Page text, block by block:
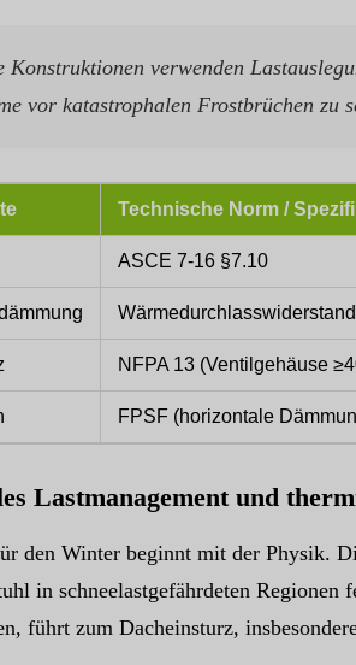
Konstruktionen verwenden
vor katastrophalen Frostbrüchen zu
Technische Norm /
ASCE 7-16 §7.10
NFPA 13 (Ventilgehäuse
FPSF (horizontale
Lastmanagement und
den Winter beginnt mit der Physik.
in schneelastgefährdeten
führt zum Dacheinsturz,